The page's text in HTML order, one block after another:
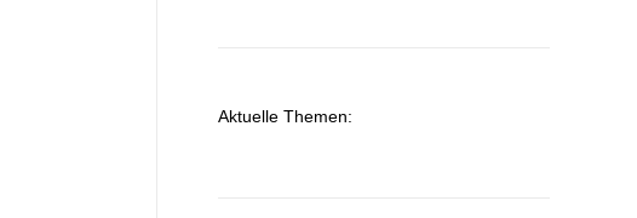
Aktuelle Themen: